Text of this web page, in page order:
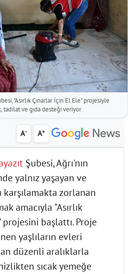
"Asırlık Çınarlar İçin El Ele" projesiyle
tadilat ve gıda desteği veriyor
A- A+
Şubesi, Ağrı'nın
yalnız yaşayan ve
karşılamakta zorlanan
amacıyla "Asırlık
başlattı. Proje
yaşlıların evleri
düzenli aralıklarla
sıcak yemeğe